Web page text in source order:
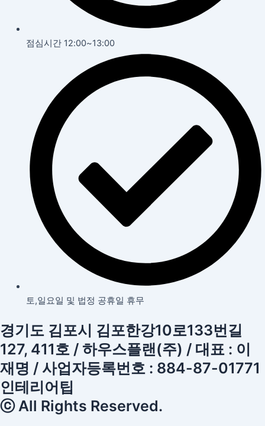
점심시간 12:00~13:00
토,일요일 및 법정 공휴일 휴무
경기도 김포시 김포한강10로133번길
127, 411호 / 하우스플랜(주) / 대표 : 이
재명 / 사업자등록번호 : 884-87-01771
인테리어팁
ⓒ All Rights Reserved.